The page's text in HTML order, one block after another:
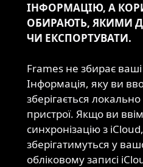
ІНФОРМАЦІЮ, А
ОБИРАЮТЬ, ЯКИМИ
ЧИ ЕКСПОРТУВАТИ.
Збір
даних
Frames не збирає
Інформація, яку ви
зберігається
пристрої. Якщо ви
синхронізацію з
зберігатимуться у
обліковому записі